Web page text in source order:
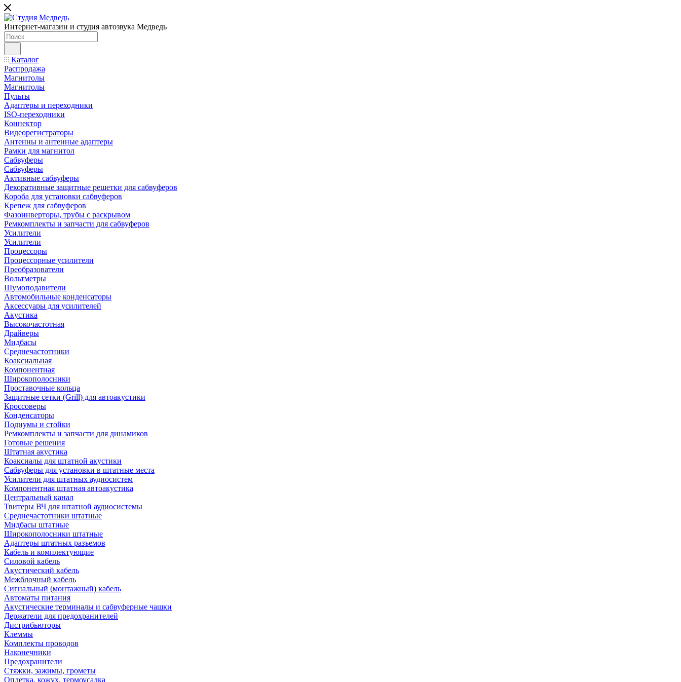
Интернет-магазин и студия автозвука Медведь
Каталог
Распродажа
Магнитолы
Магнитолы
Пульты
Адаптеры и переходники
ISO-переходники
Коннектор
Видеорегистраторы
Антенны и антенные адаптеры
Рамки для магнитол
Сабвуферы
Сабвуферы
Активные сабвуферы
Декоративные защитные решетки для сабвуферов
Короба для установки сабвуферов
Крепеж для сабвуферов
Фазоинверторы, трубы с раскрывом
Ремкомплекты и запчасти для сабвуферов
Усилители
Усилители
Процессоры
Процессорные усилители
Преобразователи
Вольтметры
Шумоподавители
Автомобильные конденсаторы
Аксессуары для усилителей
Акустика
Высокочастотная
Драйверы
Мидбасы
Среднечастотники
Коаксиальная
Компонентная
Широкополосники
Проставочные кольца
Защитные сетки (Grill) для автоакустики
Кроссоверы
Конденсаторы
Подиумы и стойки
Ремкомплекты и запчасти для динамиков
Готовые решения
Штатная акустика
Коаксиалы для штатной акустики
Сабвуферы для установки в штатные места
Усилители для штатных аудиосистем
Компонентная штатная автоакустика
Центральный канал
Твитеры ВЧ для штатной аудиосистемы
Среднечастотники штатные
Мидбасы штатные
Широкополосники штатные
Адаптеры штатных разъемов
Кабель и комплектующие
Силовой кабель
Акустический кабель
Межблочный кабель
Сигнальный (монтажный) кабель
Автоматы питания
Акустические терминалы и сабвуферные чашки
Держатели для предохранителей
Дистрибьюторы
Клеммы
Комплекты проводов
Наконечники
Предохранители
Стяжки, зажимы, грометы
Оплетка, кожух, термоусадка